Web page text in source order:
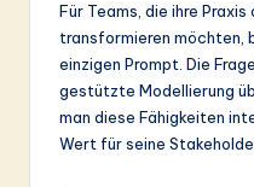
Für Teams, die ihre
transformieren möchten,
einzigen Prompt. Die
gestützte Modellierung
man diese Fähigkeiten
Wert für seine